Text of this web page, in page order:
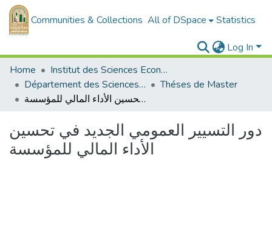
Communities & Collections All of DSpace Statistics
Log In
Home
Institut des Sciences Economiques, Commerciales et des Sciences de Gestion
Département des Sciences de Gestion
Théses de Master
دور التسيير العمومي الجديد في تحسين الأداء المالي للمؤسسة
دور التسيير العمومي الجديد في تحسين
الأداء المالي للمؤسسة